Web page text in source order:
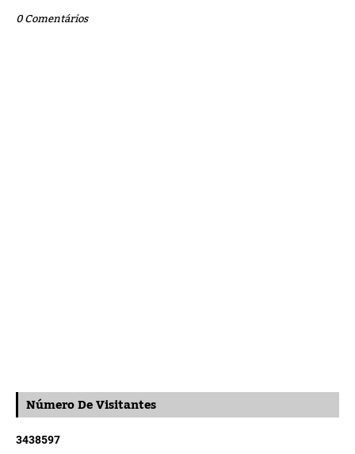
0 Comentários
Número De Visitantes
3438597